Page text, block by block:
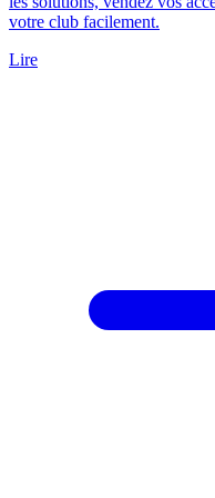
votre club facilement.
Lire